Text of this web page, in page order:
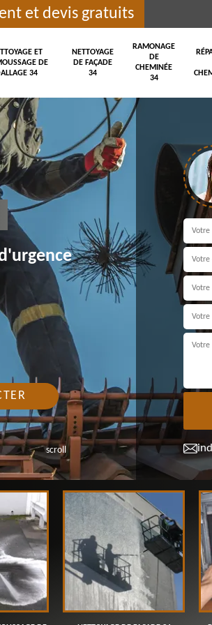
et devis gratuits
ET
DE
34
NETTOYAGE
DE FAÇADE
34
RAMONAGE
DE
CHEMINÉE
34
scroll